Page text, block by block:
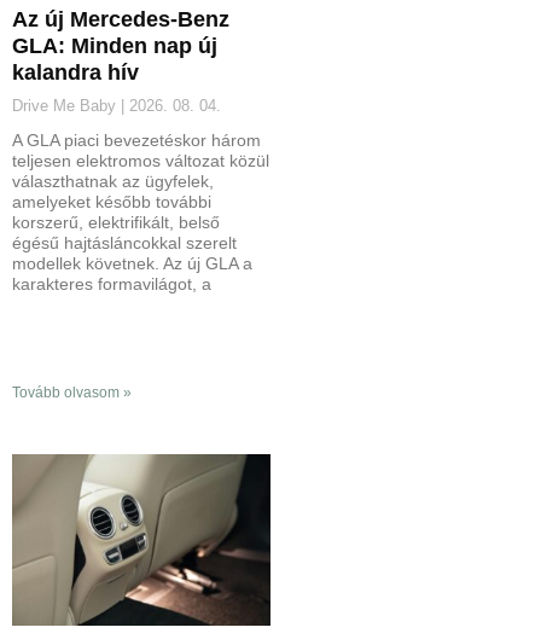
Az új Mercedes-Benz
GLA: Minden nap új
kalandra hív
Drive Me Baby 2026. 08. 04.
A GLA piaci bevezetéskor három
teljesen elektromos változat közül
választhatnak az ügyfelek,
amelyeket később további
korszerű, elektrifikált, belső
égésű hajtásláncokkal szerelt
modellek követnek. Az új GLA a
karakteres formavilágot, a
Tovább olvasom »